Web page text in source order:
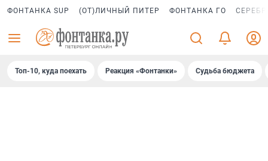
ФОНТАНКА SUP (ОТ)ЛИЧНЫЙ ПИТЕР ФОНТАНКА ГО
Топ-10, куда поехать Реакция «Фонтанки» Судьба бюджета